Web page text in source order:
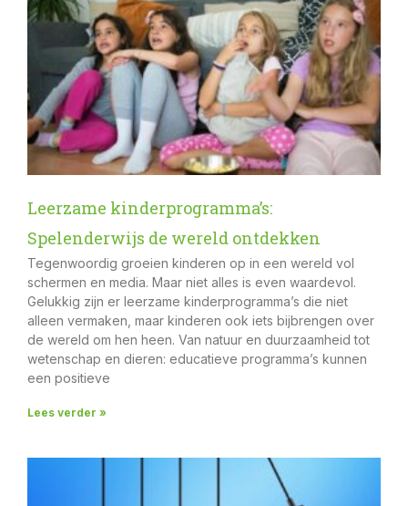
Leerzame kinderprogramma’s:
Spelenderwijs de wereld ontdekken
Tegenwoordig groeien kinderen op in een wereld vol
schermen en media. Maar niet alles is even waardevol.
Gelukkig zijn er leerzame kinderprogramma’s die niet
alleen vermaken, maar kinderen ook iets bijbrengen over
de wereld om hen heen. Van natuur en duurzaamheid tot
wetenschap en dieren: educatieve programma’s kunnen
een positieve
Lees verder »